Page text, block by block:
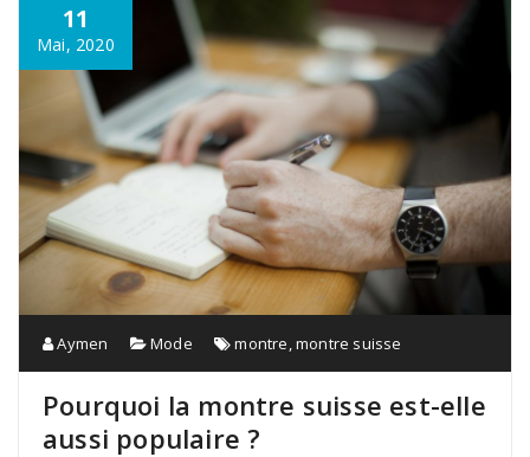
11
Mai, 2020
Aymen Mode montre,montre suisse
Pourquoi la montre suisse est-elle
aussi populaire ?